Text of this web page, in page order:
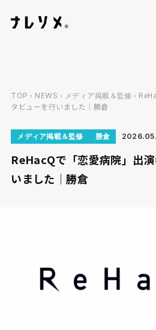
TOP › NEWS › メディア掲載＆監修 ›
タビューを行いました｜勝倉
メディア掲載＆監修 勝倉
ReHacQで「恋愛病院」出
いました｜勝倉